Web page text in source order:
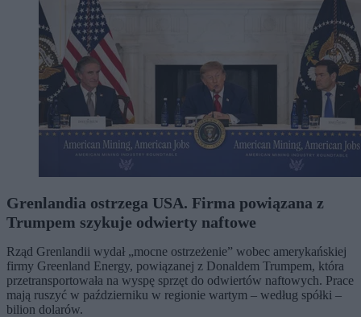
Grenlandia ostrzega USA. Firma powiązana z
Trumpem szykuje odwierty naftowe
Rząd Grenlandii wydał „mocne ostrzeżenie” wobec amerykańskiej
firmy Greenland Energy, powiązanej z Donaldem Trumpem, która
przetransportowała na wyspę sprzęt do odwiertów naftowych. Prace
mają ruszyć w październiku w regionie wartym – według spółki –
bilion dolarów.